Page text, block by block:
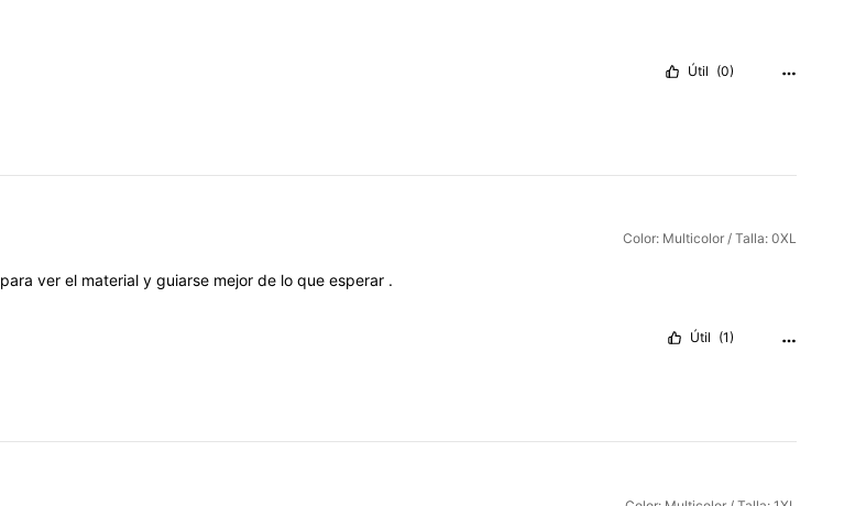
Útil (0)
Color: Multicolor / Talla: 0XL
para ver el material y guiarse mejor de lo que esperar .
Útil (1)